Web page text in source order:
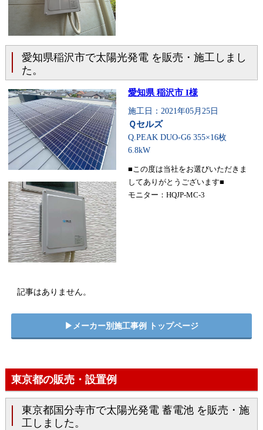
愛知県稲沢市で太陽光発電 を販売・施工しまし
た。
愛知県 稲沢市 I様
施工日：2021年05月25日
Ｑセルズ
Q.PEAK DUO-G6 355×16枚
6.8kW
■この度は当社をお選びいただきま
してありがとうございます■
モニター：HQJP-MC-3
記事はありません。
▶︎メーカー別施工事例 トップページ
東京都の販売・設置例
東京都国分寺市で太陽光発電 蓄電池 を販売・施
工しました。